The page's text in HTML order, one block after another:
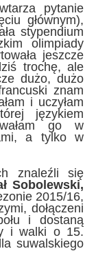
pytanie
głównym),
stypendium
olimpiady
jeszcze
trochę, ale
dużo, dużo
znam
i uczyłam
językiem
go w
a tylko w
znaleźli się
Sobolewski,
2015/16,
dołączeni
i dostaną
i walki o 15.
suwalskiego